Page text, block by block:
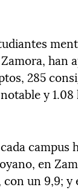
han
285
y
campus
en
un 9,9;